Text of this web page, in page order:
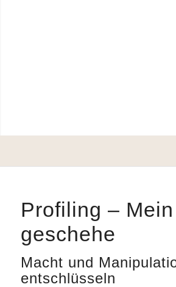
Profiling –
geschehe
Macht und
entschlüsseln